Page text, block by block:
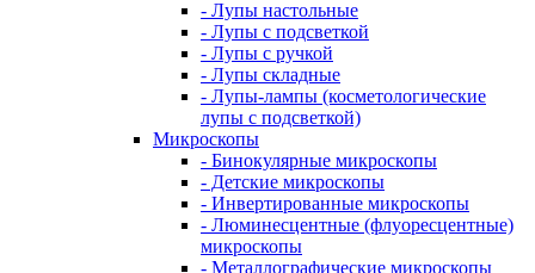
- Лупы настольные
- Лупы с подсветкой
- Лупы с ручкой
- Лупы складные
- Лупы-лампы (косметологические
лупы с подсветкой)
Микроскопы
- Бинокулярные микроскопы
- Детские микроскопы
- Инвертированные микроскопы
- Люминесцентные (флуоресцентные)
микроскопы
- Металлографические микроскопы